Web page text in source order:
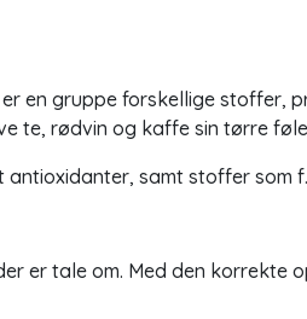
en gruppe forskellige stoffer,
te, rødvin og kaffe sin tørre
samt stoffer som
er tale om. Med den korrekte